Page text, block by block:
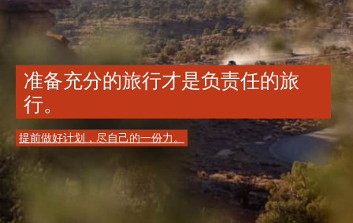
准备充分的旅行才是负责任的旅
行。
提前做好计划，尽自己的一份力。